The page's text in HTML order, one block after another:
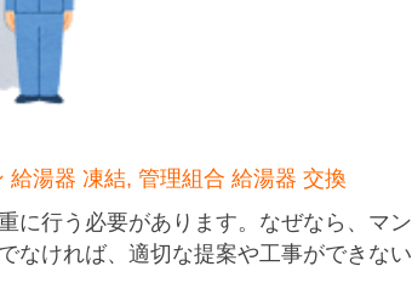
湯器 凍結, 管理組合 給湯器 交換
に行う必要があります。なぜなら、マン
なければ、適切な提案や工事ができない